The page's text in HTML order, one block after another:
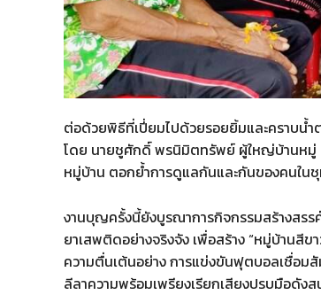
ต่อด้วยพิธีที่เปี่ยมไปด้วยรอยยิ้มและคราบน้ำ
โดย นายชูศักดิ์ พรนิมิตทรัพย์ ผู้ใหญ่บ้านหมู่
หมู่บ้าน ตอกย้ำการดูแลกันและกันของคนในชุ
งานบุญครั้งนี้ยังบูรณาการกิจกรรมสร้างสร
ยาเสพติดอย่างจริงจัง เพื่อสร้าง “หมู่บ้านสี
ความตื่นเต้นอย่าง การแข่งขันฟุตบอลเชื่อม
ลีลาความพร้อมเพรียงเรียกเสียงปรบมือดัง